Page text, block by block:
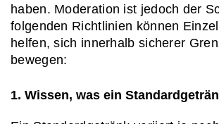
haben. Moderation ist jedoch der
folgenden Richtlinien können
helfen, sich innerhalb sicherer
bewegen:
1. Wissen, was ein